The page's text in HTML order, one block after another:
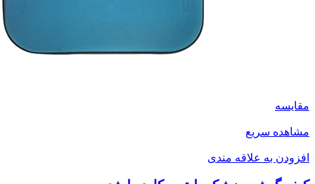
مقایسه
مشاهده سریع
افزودن به علاقه مندی